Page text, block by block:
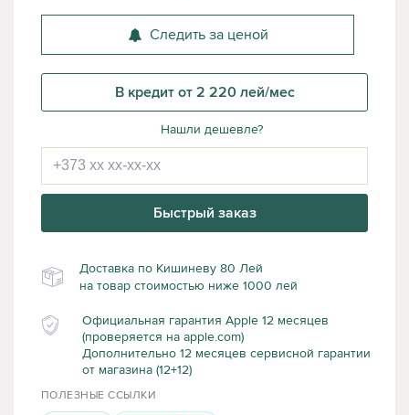
Следить за ценой
В кредит от 2 220 лей/мес
Нашли дешевле?
Быстрый заказ
Доставка по Кишиневу 80 Лей
на товар стоимостью ниже 1000 лей
Официальная гарантия Apple 12 месяцев
(проверяется на apple.com)
Дополнительно 12 месяцев сервисной гарантии
от магазина (12+12)
ПОЛЕЗНЫЕ ССЫЛКИ